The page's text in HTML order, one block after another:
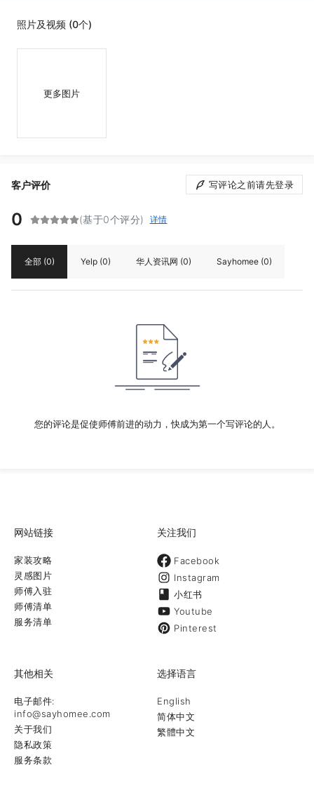
照片及视频 (0个)
更多图片
客户评价 写评论之前请先登录
0 (基于0个评分) 详情
全部 (0) Yelp (0) 华人资讯网 (0) Sayhomee (0)
您的评论是促使师傅前进的动力，快成为第一个写评论的人。
网站链接
家装攻略
灵感图片
师傅入驻
师傅清单
服务清单
关注我们
Facebook
Instagram
小红书
Youtube
Pinterest
其他相关
电子邮件:
info@sayhomee.com
关于我们
隐私政策
服务条款
选择语言
English
简体中文
繁體中文